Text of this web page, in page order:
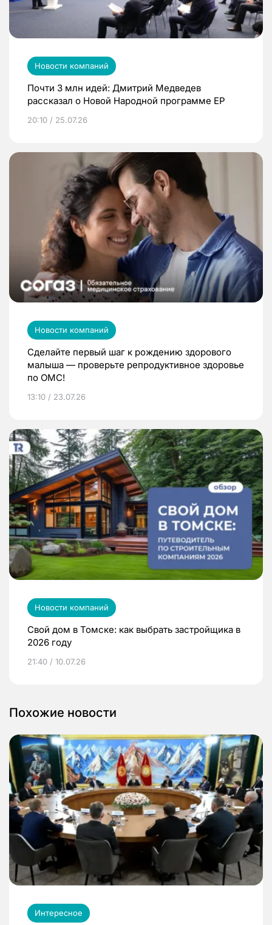
Новости компаний
Почти 3 млн идей: Дмитрий Медведев
рассказал о Новой Народной программе ЕР
20:10 / 25.07.26
Новости компаний
Сделайте первый шаг к рождению здорового
малыша — проверьте репродуктивное здоровье
по ОМС!
13:10 / 23.07.26
Новости компаний
Свой дом в Томске: как выбрать застройщика в
2026 году
21:40 / 10.07.26
Похожие новости
Интересное